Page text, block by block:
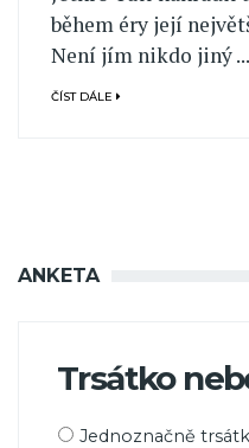
během éry její
Není jím nikdo jiný ...
ČÍST DÁLE
ANKETA
Trsátko
Možnosti
Jednoznačně